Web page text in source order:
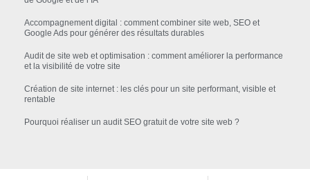
Accompagnement digital : comment combiner site web, SEO et
Google Ads pour générer des résultats durables
Audit de site web et optimisation : comment améliorer la performance
et la visibilité de votre site
Création de site internet : les clés pour un site performant, visible et
rentable
Pourquoi réaliser un audit SEO gratuit de votre site web ?